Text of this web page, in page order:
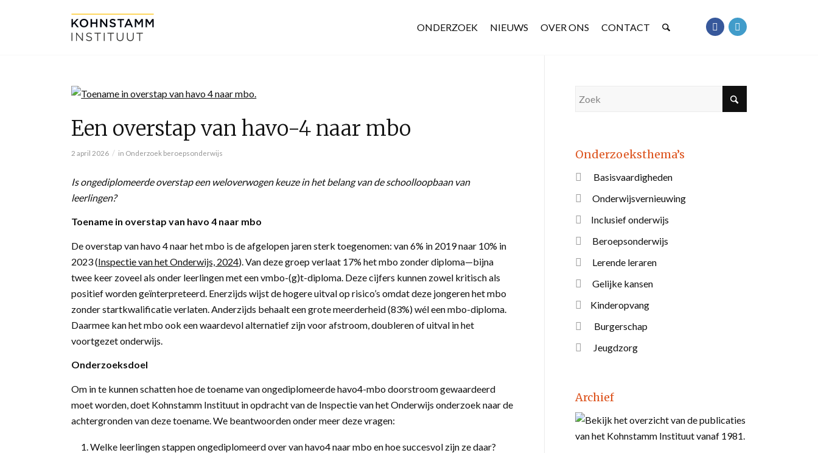
ONDERZOEK NIEUWS OVER ONS CONTACT
Een overstap van havo-4 naar mbo
2 april 2026 / in Onderzoek beroepsonderwijs
Is ongediplomeerde overstap een weloverwogen keuze in het belang van de schoolloopbaan van
leerlingen?
Toename in overstap van havo 4 naar mbo
De overstap van havo 4 naar het mbo is de afgelopen jaren sterk toegenomen: van 6% in 2019 naar 10% in
2023 (Inspectie van het Onderwijs, 2024). Van deze groep verlaat 17% het mbo zonder diploma—bijna
twee keer zoveel als onder leerlingen met een vmbo-(g)t-diploma. Deze cijfers kunnen zowel kritisch als
positief worden geïnterpreteerd. Enerzijds wijst de hogere uitval op risico’s omdat deze jongeren het mbo
zonder startkwalificatie verlaten. Anderzijds behaalt een grote meerderheid (83%) wél een mbo-diploma.
Daarmee kan het mbo ook een waardevol alternatief zijn voor afstroom, doubleren of uitval in het
voortgezet onderwijs.
Onderzoeksdoel
Om in te kunnen schatten hoe de toename van ongediplomeerde havo4-mbo doorstroom gewaardeerd
moet worden, doet Kohnstamm Instituut in opdracht van de Inspectie van het Onderwijs onderzoek naar de
achtergronden van deze toename. We beantwoorden onder meer deze vragen:
Welke leerlingen stappen ongediplomeerd over van havo4 naar mbo en hoe succesvol zijn ze daar?
Onderzoeksthema’s
Basisvaardigheden
Onderwijsvernieuwing
Inclusief onderwijs
Beroepsonderwijs
Lerende leraren
Gelijke kansen
Kinderopvang
Burgerschap
Jeugdzorg
Archief